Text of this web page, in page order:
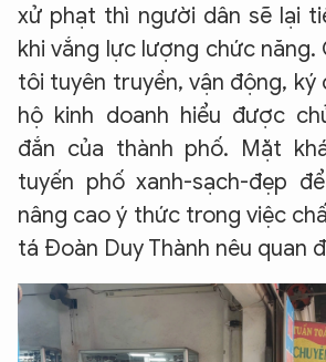
xử phạt thì người dân sẽ lại
khi vắng lực lượng chức năng.
tôi tuyên truyền, vận động, ký
hộ kinh doanh hiểu được
đắn của thành phố. Mặt
tuyến phố xanh-sạch-đẹp
nâng cao ý thức trong việc
tá Đoàn Duy Thành nêu quan